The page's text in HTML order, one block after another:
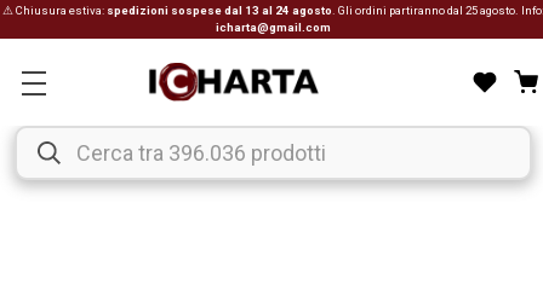
⚠ Chiusura estiva: spedizioni sospese dal 13 al 24 agosto . Gli ordini partiranno dal 25 agosto. Info:
icharta@gmail.com